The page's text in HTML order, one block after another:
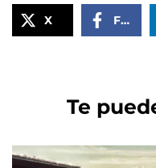
X Facebook
Te